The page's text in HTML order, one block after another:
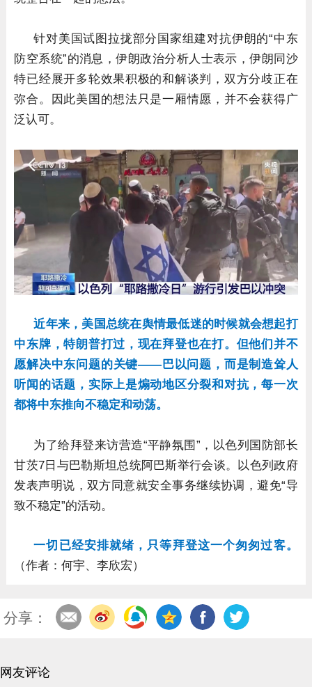
针对美国试图拉拢部分国家组建对抗伊朗的“中东
防空系统”的消息，伊朗政治分析人士表示，伊朗同沙
特已经展开多轮效果积极的和解谈判，双方分歧正在
弥合。因此美国的想法只是一厢情愿，并不会获得广
泛认可。
近年来，美国总统在舆情最低迷的时候就会想起打
中东牌，特朗普打过，现在拜登也在打。但他们并不
愿解决中东问题的关键——巴以问题，而是制造耸人
听闻的话题，实际上是煽动地区分裂和对抗，每一次
都将中东推向不稳定和动荡。
为了给拜登来访营造“平静氛围”，以色列国防部长
甘茨7日与巴勒斯坦总统阿巴斯举行会谈。以色列政府
发表声明说，双方同意就安全事务继续协调，避免“导
致不稳定”的活动。
一切已经安排就绪，只等拜登这一个匆匆过客。
（作者：何宇、李欣宏）
分享：
网友评论